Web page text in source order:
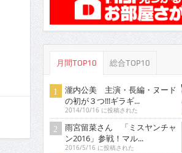
月間TOP10 総合TOP10
瀧内公美 主演・長編・ヌード
の初が３つ!!!ギラギ...
2014/10/16 に投稿された
雨宮留菜さん 「ミスヤンチャ
ン2016」参戦！マル...
2016/5/16 に投稿された